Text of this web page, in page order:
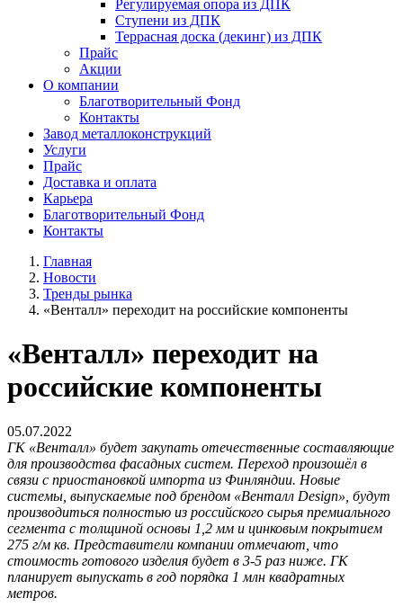
Регулируемая опора из ДПК
Ступени из ДПК
Террасная доска (декинг) из ДПК
Прайс
Акции
О компании
Благотворительный Фонд
Контакты
Завод металлоконструкций
Услуги
Прайс
Доставка и оплата
Карьера
Благотворительный Фонд
Контакты
Главная
Новости
Тренды рынка
«Венталл» переходит на российские компоненты
«Венталл» переходит на
российские компоненты
05.07.2022
ГК «Венталл» будет закупать отечественные составляющие
для производства фасадных систем. Переход произошёл в
связи с приостановкой импорта из Финляндии. Новые
системы, выпускаемые под брендом «Венталл Design», будут
производиться полностью из российского сырья премиального
сегмента с толщиной основы 1,2 мм и цинковым покрытием
275 г/м кв. Представители компании отмечают, что
стоимость готового изделия будет в 3-5 раз ниже. ГК
планирует выпускать в год порядка 1 млн квадратных
метров.